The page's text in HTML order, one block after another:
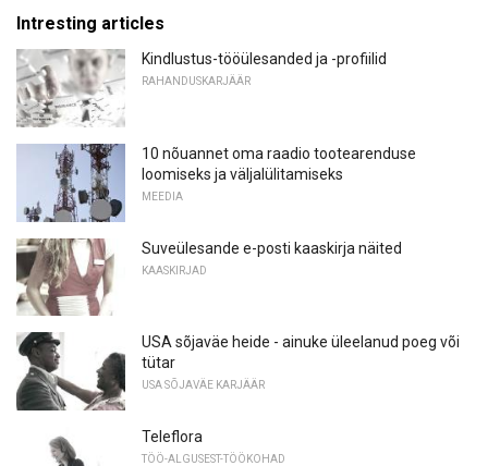
Intresting articles
Kindlustus-tööülesanded ja -profiilid
RAHANDUSKARJÄÄR
10 nõuannet oma raadio tootearenduse
loomiseks ja väljalülitamiseks
MEEDIA
Suveülesande e-posti kaaskirja näited
KAASKIRJAD
USA sõjaväe heide - ainuke üleelanud poeg või
tütar
USA SÕJAVÄE KARJÄÄR
Teleflora
TÖÖ-ALGUSEST-TÖÖKOHAD